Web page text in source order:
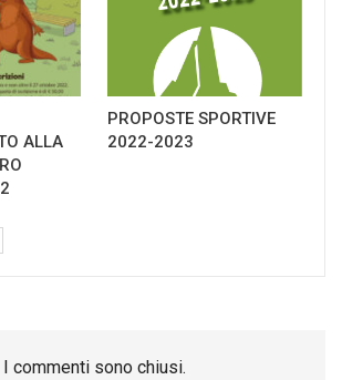
ALLA
PROPOSTE SPORTIVE
2022-2023
I commenti sono chiusi.